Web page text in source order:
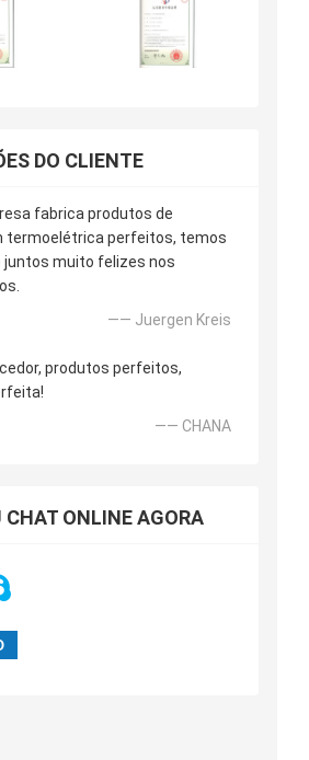
DO CLIENTE
fabrica produtos de
termoelétrica perfeitos, temos
juntos muito felizes nos
—— Juergen Kreis
produtos perfeitos,
—— CHANA
CHAT ONLINE AGORA